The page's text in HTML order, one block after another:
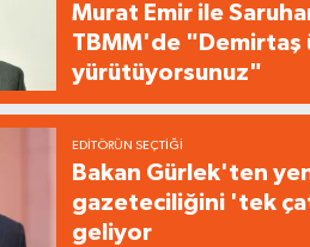
Murat Emir ile
TBMM'de "Demirtaş
yürütüyorsunuz"
EDITÖRÜN SEÇTIĞI
Bakan Gürlek'ten
gazeteciliğini 'tek
geliyor